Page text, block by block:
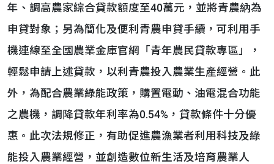
年、調高農家綜合貸款額度至40萬元，並將青農納為
申貸對象；另為簡化及便利青農申貸手續，可利用手
機連線至全國農業金庫官網「青年農民貸款專區」，
輕鬆申請上述貸款，以利青農投入農業生產經營。此
外，為配合農業綠能政策，購置電動、油電混合功能
之農機，調降貸款年利率為0.54%，貸款條件十分優
惠。此次法規修正，有助促進農漁業者利用科技及綠
能投入農業經營，並創造數位新生活及培育農業人